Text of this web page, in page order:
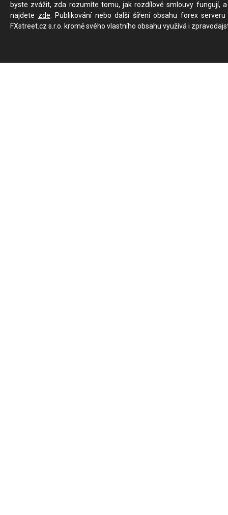
byste zvážit, zda rozumíte tomu, jak rozdílové smlouvy fungují,
najdete zde. Publikování nebo další šíření obsahu forex
FXstreet.cz s.r.o. kromě svého vlastního obsahu využívá i